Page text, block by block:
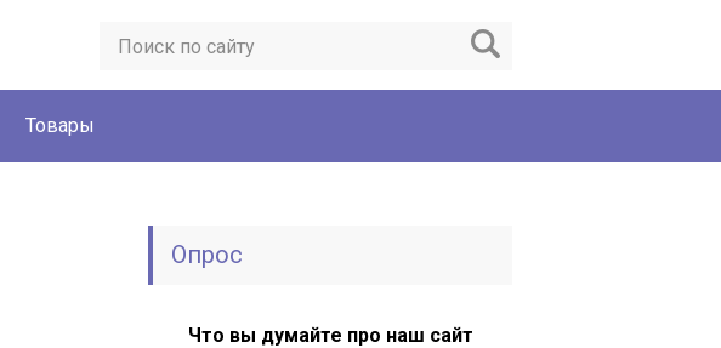
Товары
Опрос
Что вы думайте про наш сайт